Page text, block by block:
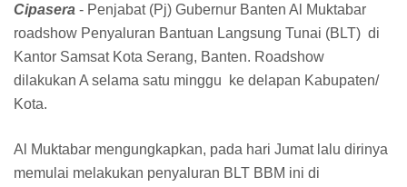
Cipasera - Penjabat (Pj) Gubernur Banten Al Muktabar
roadshow Penyaluran Bantuan Langsung Tunai (BLT) di
Kantor Samsat Kota Serang, Banten. Roadshow
dilakukan A selama satu minggu ke delapan Kabupaten/
Kota.
Al Muktabar mengungkapkan, pada hari Jumat lalu dirinya
memulai melakukan penyaluran BLT BBM ini di